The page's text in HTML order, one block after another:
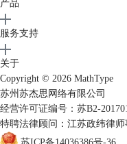
产品
服务支持
关于
Copyright © 2026 MathType
苏州苏杰思网络有限公司
经营许可证编号：苏B2-
特聘法律顾问：江苏政纬律